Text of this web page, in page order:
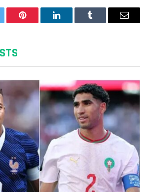
Pinterest LinkedInTumblr Email